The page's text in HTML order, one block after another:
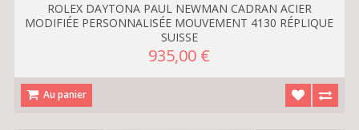
ROLEX DAYTONA PAUL NEWMAN CADRAN ACIER
MODIFIÉE PERSONNALISÉE MOUVEMENT 4130 RÉPLIQUE
SUISSE
935,00 €
Au panier